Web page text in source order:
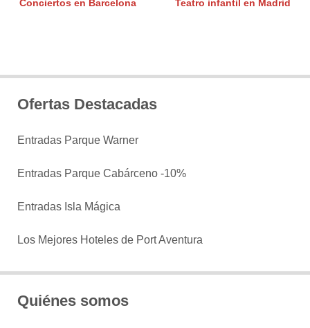
Conciertos en Barcelona Teatro infantil en Madrid
Ofertas Destacadas
Entradas Parque Warner
Entradas Parque Cabárceno -10%
Entradas Isla Mágica
Los Mejores Hoteles de Port Aventura
Quiénes somos